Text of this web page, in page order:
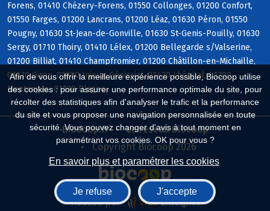
Afin de vous offrir la meilleure expérience possible, Biocoop utilise
des cookies : pour assurer une performance optimale du site, pour
récolter des statistiques afin d'analyser le trafic et la performance
du site et vous proposer une navigation personnalisée en toute
sécurité. Vous pouvez changer d'avis à tout moment en
paramétrant vos cookies. OK pour vous ?
En savoir plus et paramétrer les cookies
Je refuse J'accepte
Forens, 01410 Chézery-Forens, 01550 Collonges, 01200 Confort,
01550 Farges, 01200 Lancrans, 01200 Léaz, 01630 Péron, 01550
Pougny, 01630 St-Jean-de-Gonville, 01630 St-Genis-Pouilly, 01630
Sergy, 01710 Thoiry, 01410 Lélex, 01200 Bellegarde s/Valserine,
01200 Billiat, 01410 Champfromier, 01200 Châtillon-en-Michaille,
01130 Giron, 01200 Injoux-Génissiat, 01420 Lhôpital, 01200
Montanges, 01130 Plagne
Biocoop.fr
Le réseau Biocoop
Copyright Biocoop 2026
Réalisé par